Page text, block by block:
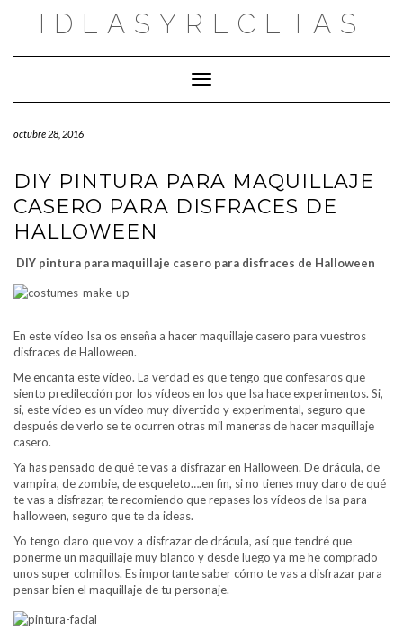
IDEASYRECETAS
Cambiar modo de navegación
octubre 28, 2016
DIY PINTURA PARA MAQUILLAJE
CASERO PARA DISFRACES DE
HALLOWEEN
DIY pintura para maquillaje casero para disfraces de Halloween
En este vídeo Isa os enseña a hacer maquillaje casero para vuestros
disfraces de Halloween.
Me encanta este vídeo. La verdad es que tengo que confesaros que
siento predilección por los vídeos en los que Isa hace experimentos. Si,
si, este vídeo es un vídeo muy divertido y experimental, seguro que
después de verlo se te ocurren otras mil maneras de hacer maquillaje
casero.
Ya has pensado de qué te vas a disfrazar en Halloween. De drácula, de
vampira, de zombie, de esqueleto….en fin, si no tienes muy claro de qué
te vas a disfrazar, te recomiendo que repases los vídeos de Isa para
halloween, seguro que te da ideas.
Yo tengo claro que voy a disfrazar de drácula, así que tendré que
ponerme un maquillaje muy blanco y desde luego ya me he comprado
unos super colmillos. Es importante saber cómo te vas a disfrazar para
pensar bien el maquillaje de tu personaje.